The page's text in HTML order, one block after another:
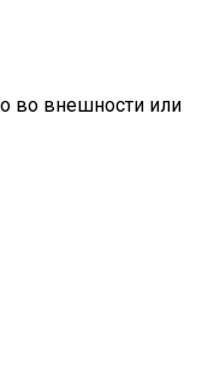
во внешности или